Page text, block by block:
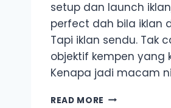
setup dan launch
perfect dah bila iklan
Tapi iklan sendu. Tak
objektif kempen yang
Kenapa jadi macam
READ MORE 4